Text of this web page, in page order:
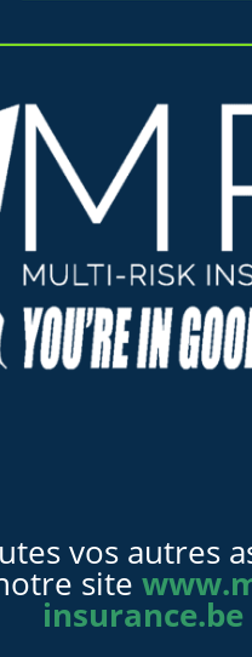
vos autres
site
insurance.be